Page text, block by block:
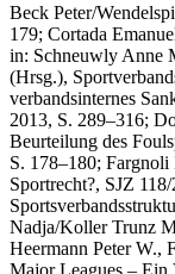
Beck Peter/
179; Cortada
in: Schneuwly Anne
(Hrsg.),
verbandsinternes
2013, S. 289–316;
Beurteilung des
S. 178–180; Fargnoli
Sportrecht?, SJZ
Nadja/Koller Trunz
Heermann Peter W.,
Major Leagues – Ein